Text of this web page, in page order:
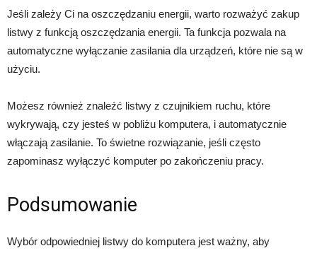
Jeśli zależy Ci na oszczędzaniu energii, warto rozważyć zakup
listwy z funkcją oszczędzania energii. Ta funkcja pozwala na
automatyczne wyłączanie zasilania dla urządzeń, które nie są w
użyciu.
Możesz również znaleźć listwy z czujnikiem ruchu, które
wykrywają, czy jesteś w pobliżu komputera, i automatycznie
włączają zasilanie. To świetne rozwiązanie, jeśli często
zapominasz wyłączyć komputer po zakończeniu pracy.
Podsumowanie
Wybór odpowiedniej listwy do komputera jest ważny, aby